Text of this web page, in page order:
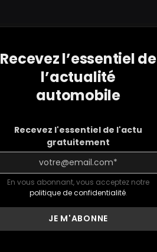
Recevez l’essentiel de
l’actualité
automobile
Recevez l'essentiel de l'actu
gratuitement
En vous abonnant, vous acceptez notre
politique de confidentialité.